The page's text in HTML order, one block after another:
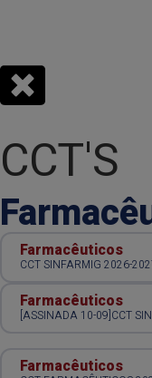
CCT'S
Farmacêuticos
CCT SINFARMIG 2026-
Farmacêuticos
[ASSINADA 10-09]CCT
Farmacêuticos